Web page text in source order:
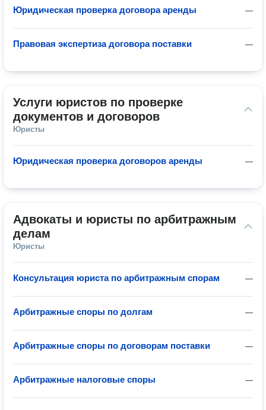
—
Юридическая проверка договора аренды
—
Правовая экспертиза договора поставки
Услуги юристов по проверке
документов и договоров
Юристы
—
Юридическая проверка договоров аренды
Адвокаты и юристы по арбитражным
делам
Юристы
—
Консультация юриста по арбитражным спорам
—
Арбитражные споры по долгам
—
Арбитражные споры по договорам поставки
—
Арбитражные налоговые споры